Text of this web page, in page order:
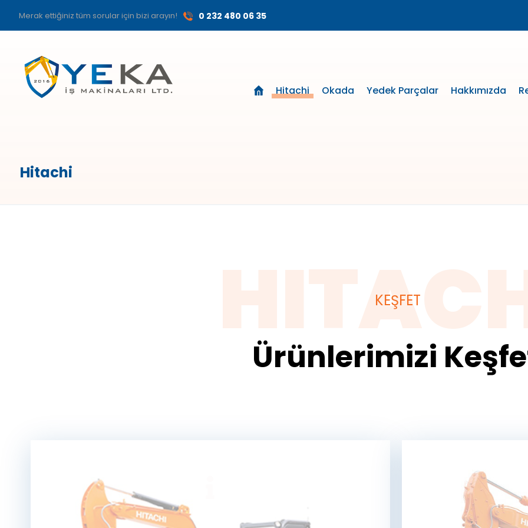
Merak ettiğiniz tüm sorular için bizi arayın! 0 232 480 06 35
Hitachi Okada Yedek Parçalar Hakkımızda
Hitachi
KEŞFET
Ürünlerimizi